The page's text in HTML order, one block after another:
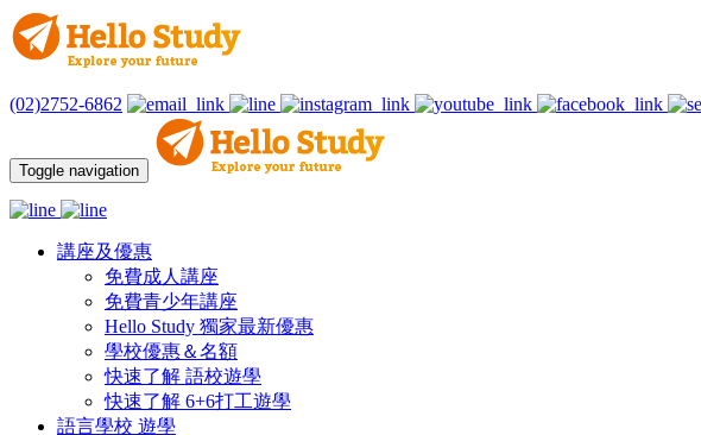
(02)2752-6862
Toggle navigation
講座及優惠
免費成人講座
免費青少年講座
Hello Study 獨家最新優惠
學校優惠＆名額
快速了解 語校遊學
快速了解 6+6打工遊學
語言學校 遊學